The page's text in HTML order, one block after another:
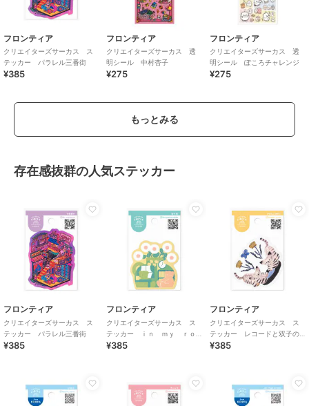
フロンティア
クリエイターズサーカス ス
テッカー パラレル三番街
¥385
フロンティア
クリエイターズサーカス 透
明シール 中村杏子
¥275
フロンティア
クリエイターズサーカス 透
明シール ぽころチャレンジ
¥275
もっとみる
存在感抜群の人気ステッカー
フロンティア
クリエイターズサーカス ス
テッカー パラレル三番街
¥385
フロンティア
クリエイターズサーカス ス
テッカー ｉｎ ｍｙ ｒｏ
ｏｍ
¥385
フロンティア
クリエイターズサーカス ス
テッカー レコードと双子の
猫
¥385